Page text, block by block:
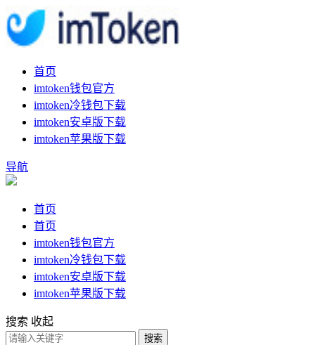
首页
imtoken钱包官方
imtoken冷钱包下载
imtoken安卓版下载
imtoken苹果版下载
导航
首页
首页
imtoken钱包官方
imtoken冷钱包下载
imtoken安卓版下载
imtoken苹果版下载
搜索 收起
搜索